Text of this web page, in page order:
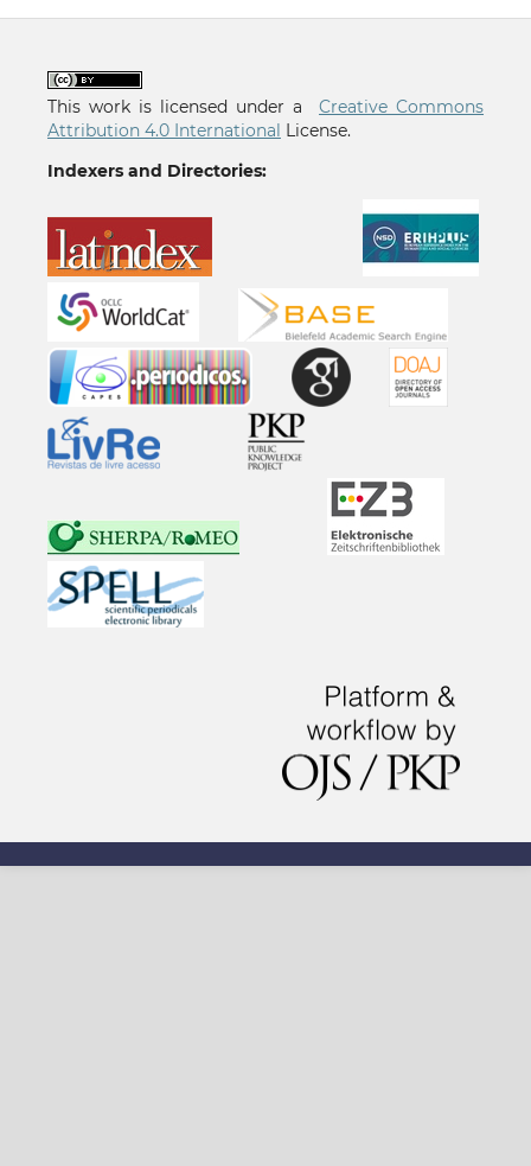
This work is licensed under aCreative Commons
Attribution 4.0 International License.
Indexers and Directories: